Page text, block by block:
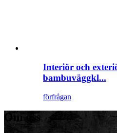
Interiör och
bambuväggkl...
förfrågan
Om oss